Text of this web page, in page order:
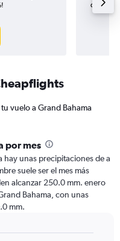
de
vuelo a Grand Bahama
por mes
hay unas precipitaciones de a
suele ser el mes más
alcanzar 250.0 mm. enero
Bahama, con unas
mm.